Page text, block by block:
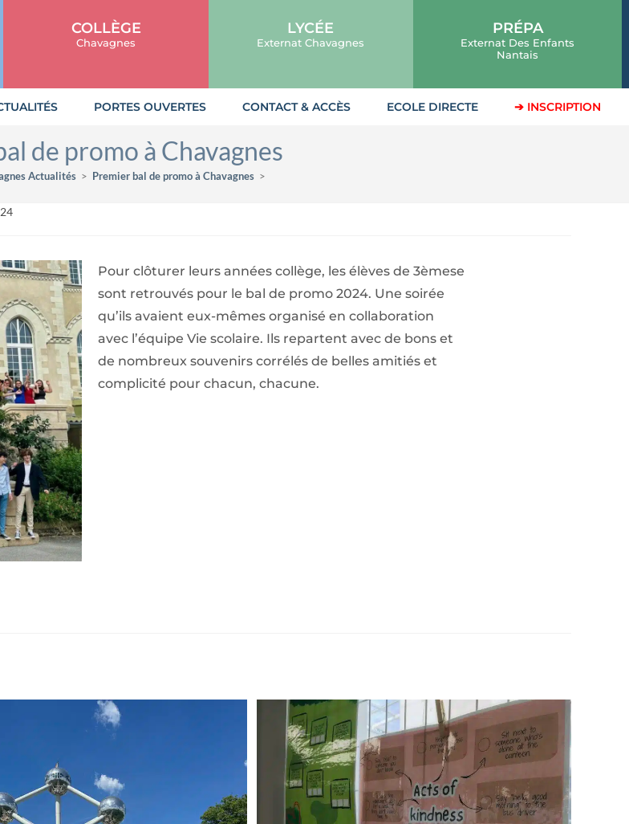
COLLÈGE
Chavagnes
LYCÉE
Externat Chavagnes
PRÉPA
Externat Des Enfants
Nantais
PORTES OUVERTES CONTACT & ACCÈS ECOLE DIRECTE ➔ INSCRIPTION
de promo à Chavagnes
Actualités > Premier bal de promo à Chavagnes >
Pour clôturer leurs années collège, les élèves de 3èmese
sont retrouvés pour le bal de promo 2024. Une soirée
qu’ils avaient eux-mêmes organisé en collaboration
avec l’équipe Vie scolaire. Ils repartent avec de bons et
de nombreux souvenirs corrélés de belles amitiés et
complicité pour chacun, chacune.